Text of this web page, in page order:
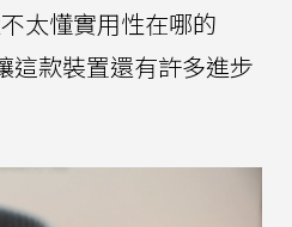
太懂實用性在哪的
這款裝置還有許多進步